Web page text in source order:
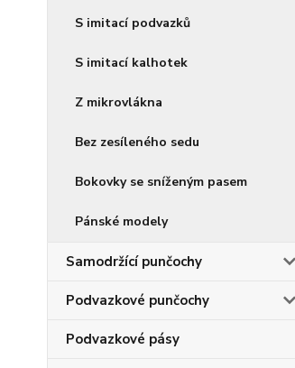
S imitací podvazků
S imitací kalhotek
Z mikrovlákna
Bez zesíleného sedu
Bokovky se sníženým pasem
Pánské modely
Samodržící punčochy
Podvazkové punčochy
Podvazkové pásy